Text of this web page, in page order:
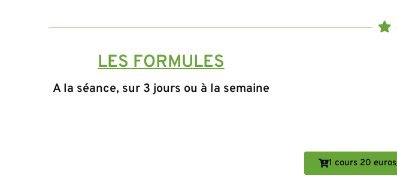
LES FORMULES
A la séance, sur 3 jours ou à la semaine
1 cours 20 euros